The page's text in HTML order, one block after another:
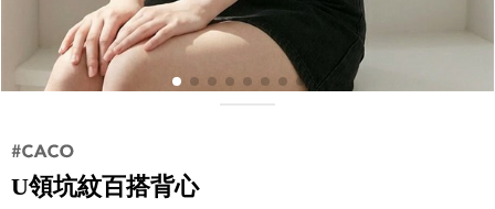
U領坑紋百搭背心